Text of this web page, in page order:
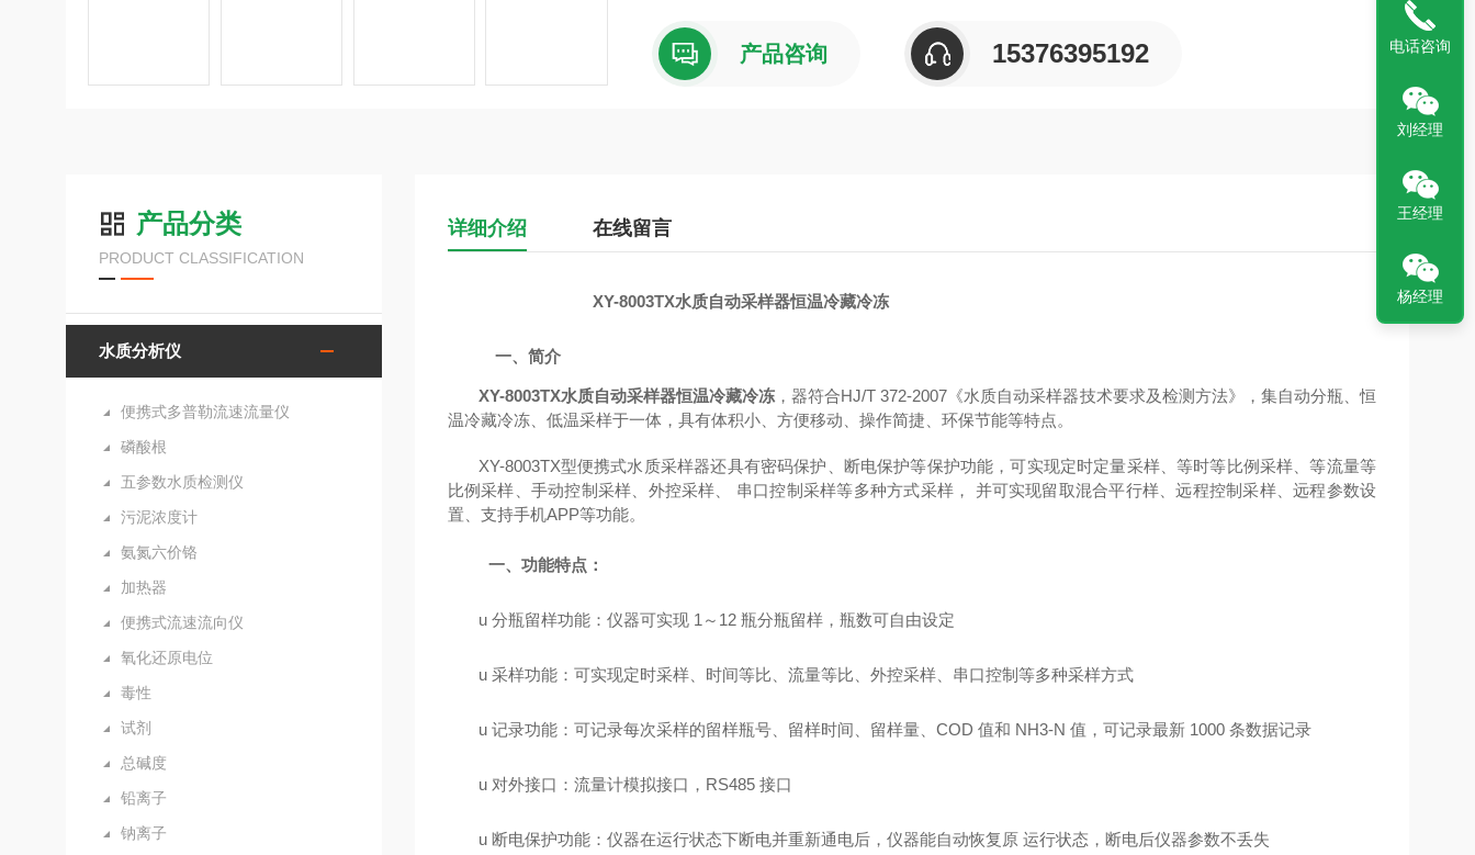
产品咨询 15376395192
产品分类
PRODUCT CLASSIFICATION
水质分析仪
便携式多普勒流速流量仪
磷酸根
五参数水质检测仪
污泥浓度计
氨氮六价铬
加热器
便携式流速流向仪
氧化还原电位
毒性
试剂
总碱度
铅离子
钠离子
详细介绍 在线留言
XY-8003TX水质自动采样器恒温冷藏冷冻
一、 简介
XY-8003TX水质自动采样器恒温冷藏冷冻 ，器符合HJ/T 372-2007《水质自动采样器技术要求及检测方法》，集自动分瓶、恒
温冷藏冷冻、低温采样于一体，具有体积小、方便移动、操作简捷、环保节能等特点。
XY-8003TX型便携式水质采样器还具有密码保护、断电保护等保护功能，可实现定时定量采样、等时等比例采样、等流量等
比例采样、手动控制采样、外控采样、 串口控制采样等多种方式采样， 并可实现留取混合平行样、远程控制采样、远程参数设
置、支持手机APP等功能。
一、 功能特点：
u 分瓶留样功能：仪器可实现 1～12 瓶分瓶留样，瓶数可自由设定
u 采样功能：可实现定时采样、时间等比、流量等比、外控采样、串口控制等多种采样方式
u 记录功能：可记录每次采样的留样瓶号、留样时间、留样量、 COD 值和 NH3-N 值，可记录最新 1000 条数据记录
u 对外接口：流量计模拟接口， RS485 接口
u 断电保护功能：仪器在运行状态下断电并重新通电后，仪器能自动恢复原 运行状态，断电后仪器参数不丢失
电话咨询
刘经理
王经理
杨经理